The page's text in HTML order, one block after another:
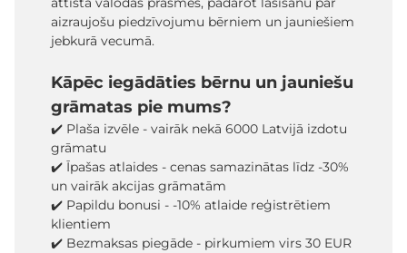
aizraujošu piedzīvojumu bērniem un jauniešiem
jebkurā vecumā.
Kāpēc iegādāties bērnu un jauniešu
grāmatas pie mums?
✔️ Plaša izvēle - vairāk nekā 6000 Latvijā izdotu
grāmatu
✔️ Īpašas atlaides - cenas samazinātas līdz -30%
un vairāk akcijas grāmatām
✔️ Papildu bonusi - -10% atlaide reģistrētiem
klientiem
✔️ Bezmaksas piegāde - pirkumiem virs 30 EUR